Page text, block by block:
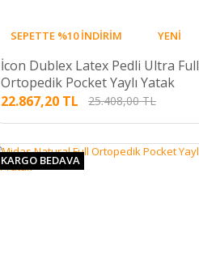
SEPETTE %10 İNDİRİM YENİ
İcon Dublex Latex Pedli Ultra Full
Ortopedik Pocket Yaylı Yatak
22.867,20 TL
25.408,00 TL
KARGO BEDAVA